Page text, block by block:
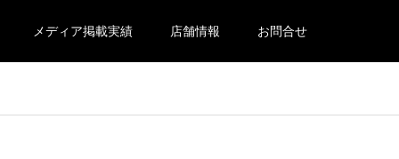
メディア掲載実績 店舗情報 お問合せ